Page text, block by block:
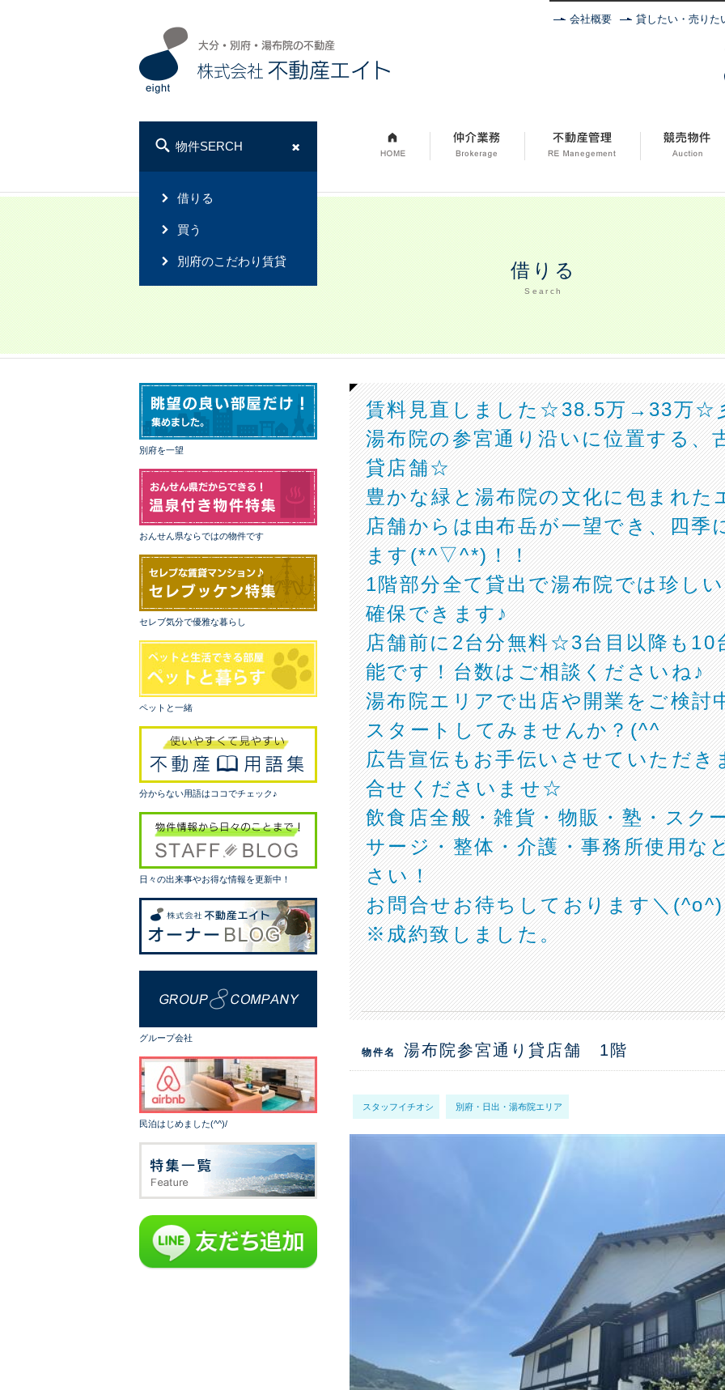
会社概要 貸したい・売りた
物件SERCH
借りる
買う
別府のこだわり賃貸 借りる
Search
賃料見直しました☆38.5万→33万☆
湯布院の参宮通り沿いに位置する、
貸店舗☆
豊かな緑と湯布院の文化に包まれた
店舗からは由布岳が一望でき、四季
ます(*^▽^*)！！
1階部分全て貸出で湯布院では珍し
確保できます♪
店舗前に2台分無料☆3台目以降も10
能です！台数はご相談くださいね♪
湯布院エリアで出店や開業をご検討
スタートしてみませんか？(^^ゞ
広告宣伝もお手伝いさせていただき
合せくださいませ☆
飲食店全般・雑貨・物販・塾・スク
サージ・整体・介護・事務所使用な
さい！
お問合せお待ちしております＼
※成約致しました。
物件名 湯布院参宮通り貸店舗 1階
スタッフイチオシ 別府・日出・湯布院エリア
別府を一望
おんせん県ならではの物件です
セレブ気分で優雅な暮らし
ペットと一緒
分からない用語はココでチェック♪
日々の出来事やお得な情報を更新中！
グループ会社
民泊はじめました(^^)/